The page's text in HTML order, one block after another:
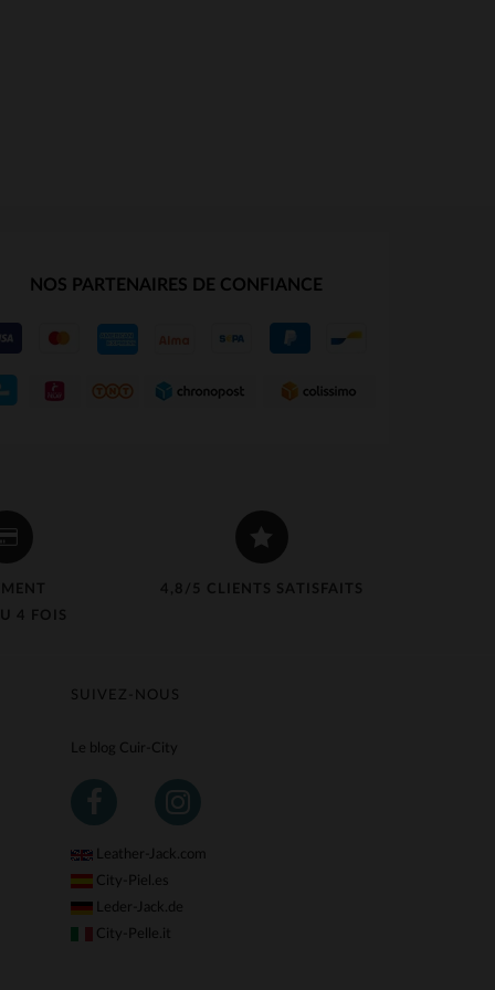
4 FOIS
4,8/5 CLIENTS SATISFAITS
NOS PARTENAIRES DE CONFIANCE
SUIVEZ-NOUS
Le blog Cuir-City
Leather-Jack.com
City-Piel.es
Leder-Jack.de
City-Pelle.it